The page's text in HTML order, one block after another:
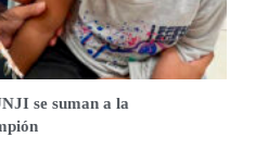
se suman a la